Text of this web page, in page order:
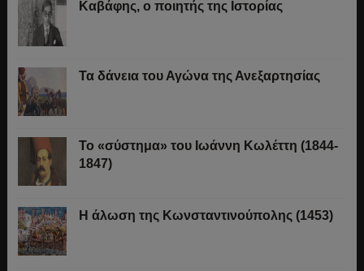
Καβάφης, ο ποιητής της Ιστορίας
Τα δάνεια του Αγώνα της Ανεξαρτησίας
Το «σύστημα» του Ιωάννη Κωλέττη (1844-
1847)
Η άλωση της Κωνσταντινούπολης (1453)